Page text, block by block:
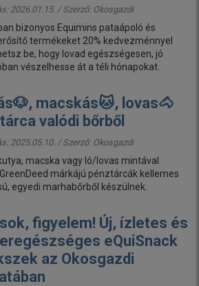
2026.01.15. / Szerző: Okosgazdi
bizonyos Equimins pataápoló és
termékeket 20% kedvezménnyel
be, hogy lovad egészségesen, jó
vészelhesse át a téli hónapokat.
macskás🐱, lovas🐴
valódi bőrből
2025.05.10. / Szerző: Okosgazdi
macska vagy ló/lovas mintával
márkájú pénztárcák kellemes
egyedi marhabőrből készülnek.
figyelem! Új, ízletes és
eQuiSnack
az Okosgazdi